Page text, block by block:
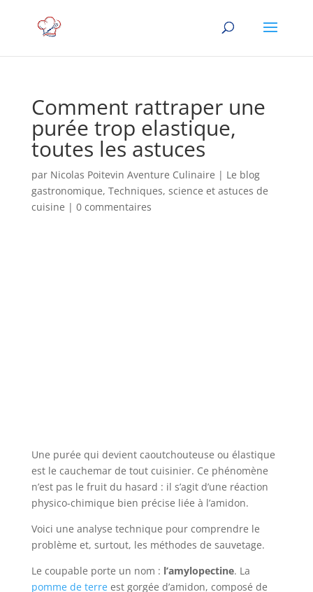
Comment rattraper une
purée trop elastique,
toutes les astuces
par Nicolas Poitevin Aventure Culinaire | Le blog
gastronomique, Techniques, science et astuces de
cuisine | 0 commentaires
Une purée qui devient caoutchouteuse ou élastique
est le cauchemar de tout cuisinier. Ce phénomène
n’est pas le fruit du hasard : il s’agit d’une réaction
physico-chimique bien précise liée à l’amidon.
Voici une analyse technique pour comprendre le
problème et, surtout, les méthodes de sauvetage.
Le coupable porte un nom : l’amylopectine. La
pomme de terreest gorgée d’amidon, composé de